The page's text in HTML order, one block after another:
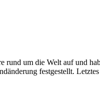
um die Welt auf und
festgestellt.